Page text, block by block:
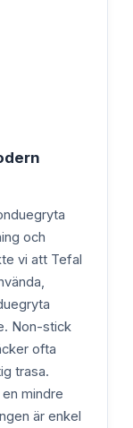
och
vi att Tefal
Non-stick
ofta
trasa.
mindre
är enkel